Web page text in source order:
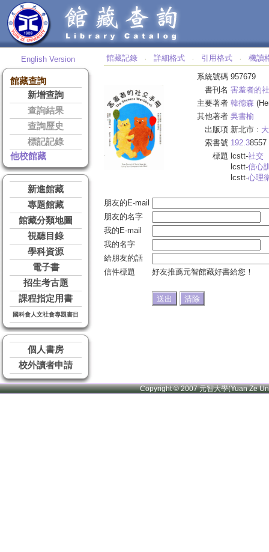
English Version
館藏查詢
新增查詢
查詢結果
查詢歷史
標記記錄
他校館藏
新進館藏
專題館藏
館藏分類地圖
視聽目錄
學科資源
電子書
招生考古題
課程指定用書
國科會人文社會專題書目
個人書房
校外讀者申請
館藏記錄 ‧ 詳細格式 ‧ 引用格式 ‧ 機讀
系統號碼 957679
書刊名 害羞者的
主要著者 韓德森
其他著者 吳書榆
出版項 新北市 :
索書號 192.38557
標題 lcstt-社交
lcstt-信心
lcstt-心理
朋友的E-mail
朋友的名字
我的E-mail
我的名字
給朋友的話
信件標題
好友推薦元智館藏好書給您！
Copyright © 2007 元智大學(Yuan Ze